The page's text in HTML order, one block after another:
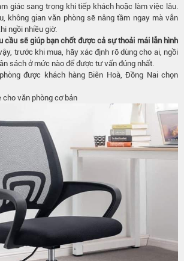
giác sang trọng khi tiếp khách hoặc làm việc lâu.
không gian văn phòng sẽ nâng tầm ngay mà vẫn
ngồi nhiều giờ.
cầu sẽ giúp bạn chốt được cả sự thoải mái lẫn hình
trước khi mua, hãy xác định rõ dùng cho ai, ngồi
sách ở mức nào để được tư vấn đúng nhất.
được khách hàng Biên Hoà, Đồng Nai chọn
cho văn phòng cơ bản